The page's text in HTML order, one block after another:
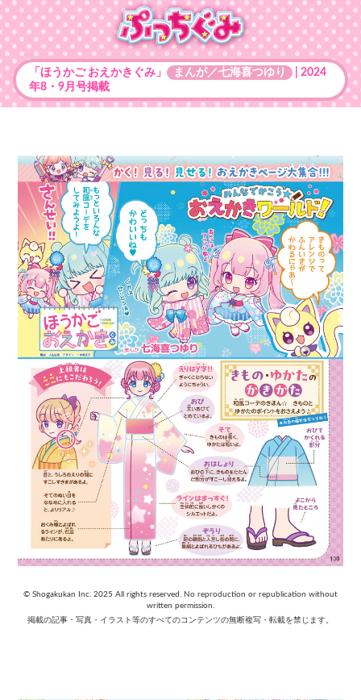
「ほうかご おえかきぐみ」 まんが／七海喜つゆり
| 2024
年8・9月号掲載
© Shogakukan Inc. 2025 All rights reserved. No reproduction or republication without
written permission.
掲載の記事・写真・イラスト等のすべてのコンテンツの無断複写・転載を禁じます。